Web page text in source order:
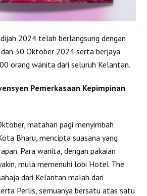
2024 telah berlangsung dengan
30 Oktober 2024 serta berjaya
orang wanita dari seluruh Kelantan.
Pemerkasaan Kepimpinan
matahari pagi menyimbah
Bharu, mencipta suasana yang
Para wanita, dengan pakaian
mula memenuhi lobi Hotel The
dari Kelantan malah dari
Perlis, semuanya bersatu atas satu